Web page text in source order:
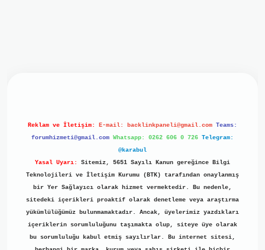
Reklam ve İletişim: E-mail: backlinkpaneli@gmail.com Teams:
forumhizmeti@gmail.com Whatsapp: 0262 606 0 726 Telegram:
@karabul
Yasal Uyarı:
Sitemiz, 5651 Sayılı Kanun gereğince Bilgi
Teknolojileri ve İletişim Kurumu (BTK) tarafından onaylanmış
bir Yer Sağlayıcı olarak hizmet vermektedir. Bu nedenle,
sitedeki içerikleri proaktif olarak denetleme veya araştırma
yükümlülüğümüz bulunmamaktadır. Ancak, üyelerimiz yazdıkları
içeriklerin sorumluluğunu taşımakta olup, siteye üye olarak
bu sorumluluğu kabul etmiş sayılırlar. Bu internet sitesi,